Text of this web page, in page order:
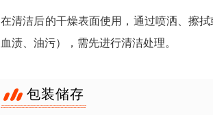
在清洁后的干燥表面使用，通过喷洒、擦
血渍、油污），需先进行清洁处理。
包装储存